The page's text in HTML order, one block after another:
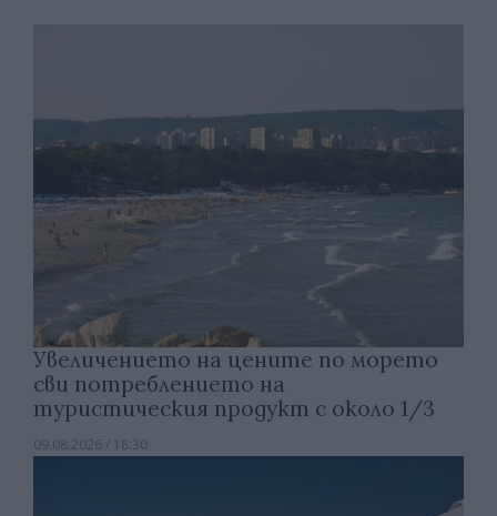
Увеличението на цените по морето
сви потреблението на
туристическия продукт с около 1/3
09.08.2026 / 18:30